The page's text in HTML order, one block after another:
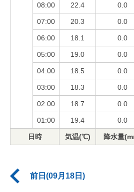
08:00 22.4 0.0
07:00 20.3 0.0
06:00 18.1 0.0
05:00 19.0 0.0
04:00 18.5 0.0
03:00 18.3 0.0
02:00 18.7 0.0
01:00 19.4 0.0
日時 気温(℃) 降水量
前日(09月18日)